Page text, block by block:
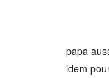
papa
idem